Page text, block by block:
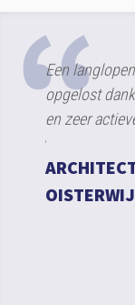
Een
opgelost
en zeer